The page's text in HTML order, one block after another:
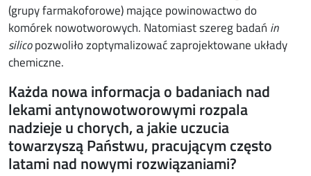
(grupy farmakoforowe) mające powinowactwo do
komórek nowotworowych. Natomiast szereg badań in
silicopozwoliło zoptymalizować zaprojektowane układy
chemiczne.
Każda nowa informacja o badaniach nad
lekami antynowotworowymi rozpala
nadziejeu chorych, a jakie uczucia
towarzyszą Państwu, pracującym często
latami nad nowymi rozwiązaniami?